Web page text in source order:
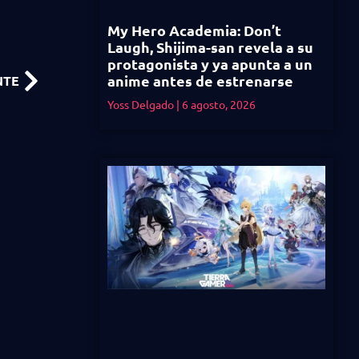
My Hero Academia: Don’t
Laugh, Shijima-san revela a su
protagonista y ya apunta a un
anime antes de estrenarse
Yoss Delgado 6 agosto, 2026